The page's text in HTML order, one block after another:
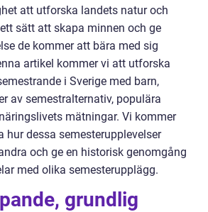
att utforska landets natur och
sätt att skapa minnen och ge
de kommer att bära med sig
artikel kommer vi att utforska
i Sverige med barn,
av semestralternativ, populära
mätningar. Vi kommer
hur dessa semesterupplevelser
och ge en historisk genomgång
med olika semesterupplägg.
grundlig